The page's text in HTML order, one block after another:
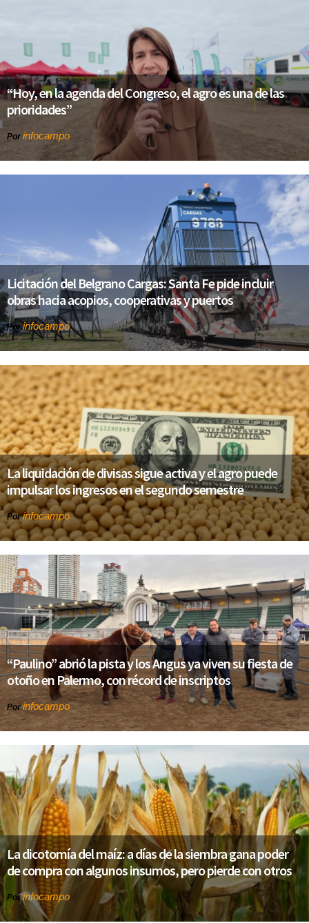
“Hoy, en la agenda del Congreso, el agro es una de las
prioridades”
Por infocampo
Licitación del Belgrano Cargas: Santa Fe pide incluir
obras hacia acopios, cooperativas y puertos
Porinfocampo
La liquidación de divisas sigue activa y el agro puede
impulsar los ingresos en el segundo semestre
Porinfocampo
“Paulino” abrió la pista y los Angus ya viven su fiesta de
otoño en Palermo, con récord de inscriptos
Porinfocampo
La dicotomía del maíz: a días de la siembra gana poder
de compra con algunos insumos, pero pierde con otros
Porinfocampo